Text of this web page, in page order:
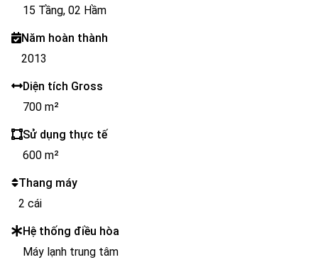
15 Tầng, 02 Hầm
Năm hoàn thành
2013
Diện tích Gross
700 m²
Sử dụng thực tế
600 m²
Thang máy
2 cái
Hệ thống điều hòa
Máy lạnh trung tâm